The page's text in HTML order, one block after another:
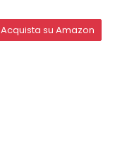
Acquista su Amazon